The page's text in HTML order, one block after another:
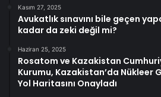
Kasım 27, 2025
Avukatlık sınavını bile geçen
kadar da zeki değil mi?
Haziran 25, 2025
Rosatom ve Kazakistan
Kurumu, Kazakistan’da Nükleer
Yol Haritasını Onayladı